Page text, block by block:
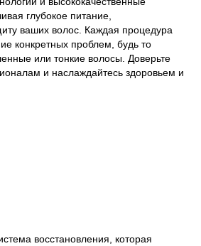
глубокое питание,
ваших волос. Каждая процедура
конкретных проблем, будь то
или тонкие волосы. Доверьте
и наслаждайтесь здоровьем и
восстановления, которая